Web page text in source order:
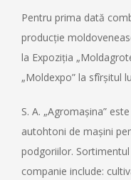
Pentru prima dată
producție
la Expoziția
„Moldexpo” la sfîrșitul
S. A. „Agromașina”
autohtoni de mașini
podgoriilor.
companie include: